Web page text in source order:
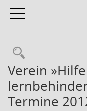
Toggle navigation
Verein
Termine